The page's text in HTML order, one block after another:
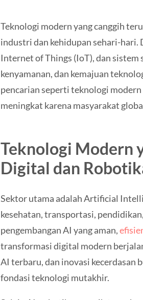
Teknologi modern yang canggih
industri dan kehidupan sehari-
Internet of Things (IoT), dan
kenyamanan, dan kemajuan
pencarian seperti teknologi
meningkat karena masyarakat
Teknologi Modern
Digital dan
Sektor utama adalah Artificial
kesehatan, transportasi,
pengembangan AI yang aman,
transformasi digital modern
AI terbaru, dan inovasi kecerdasan
fondasi teknologi mutakhir.